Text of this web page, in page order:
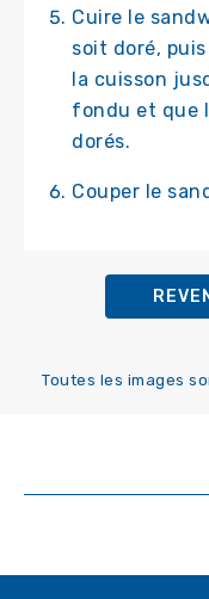
Cuire le
soit doré,
la cuisson
fondu et que
dorés.
Couper le
Toutes les images